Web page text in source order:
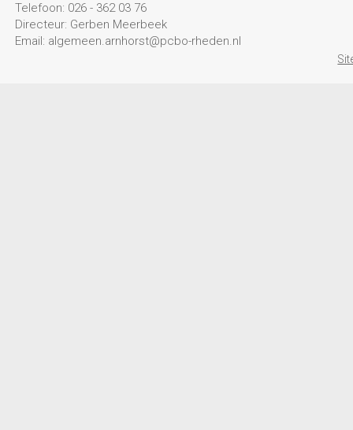
Telefoon: 026 - 362 03 76
Directeur: Gerben Meerbeek
Email: algemeen.arnhorst@pcbo-rheden.nl